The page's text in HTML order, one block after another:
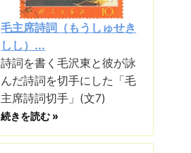
毛主席詩詞（もうしゅせき
しし）...
詩詞を書く毛沢東と彼が詠
んだ詩詞を切手にした「毛
主席詩詞切手」(文7)
続きを読む »